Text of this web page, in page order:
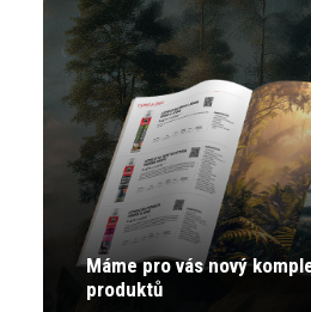
Máme pro vás nový
produktů